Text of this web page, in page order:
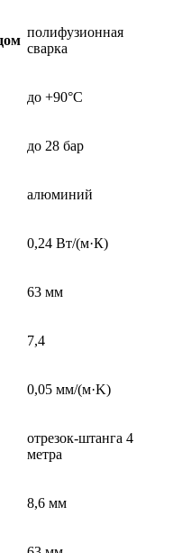
полифузионная
сварка
до +90°C
до 28 бар
алюминий
0,24 Вт/(м·К)
63 мм
7,4
0,05 мм/(м·K)
отрезок-штанга 4
метра
8,6 мм